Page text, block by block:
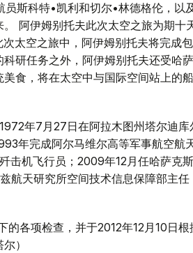
斯科特•凯利和切尔•林德格伦，以
阿伊姆别托夫此次太空之旅为期十
太空之旅中，阿伊姆别托夫将完成
研任务之外，阿伊姆别托夫还受哈
食，将在太空中与国际空间站上的
年7月27日在阿拉木图州塔尔迪库
年完成阿尔马维尔高等军事航空航
击机飞行员；2009年12月任哈萨克
航天研究所空间技术信息保障部主任
各项检查，并于2012年12月10日
）